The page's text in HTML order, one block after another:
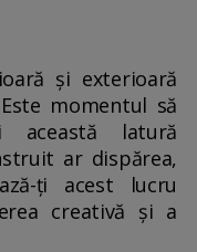
și exterioară
momentul să
latură
ar dispărea,
ți acest lucru
creativă și a